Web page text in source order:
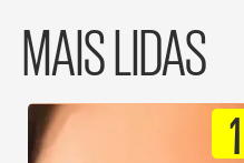
MAIS LIDAS
1